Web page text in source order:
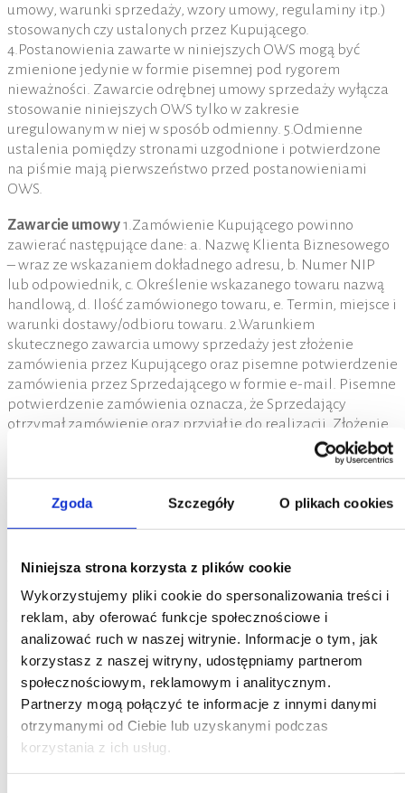
Zgoda Szczegóły O plikach cookies
Niniejsza strona korzysta z plików cookie
Wykorzystujemy pliki cookie do spersonalizowania treści i
reklam, aby oferować funkcje społecznościowe i
analizować ruch w naszej witrynie. Informacje o tym, jak
korzystasz z naszej witryny, udostępniamy partnerom
społecznościowym, reklamowym i analitycznym.
Partnerzy mogą połączyć te informacje z innymi danymi
otrzymanymi od Ciebie lub uzyskanymi podczas
korzystania z ich usług.
umowy, warunki sprzedaży, wzory umowy, regulaminy itp.)
stosowanych czy ustalonych przez Kupującego.
4.Postanowienia zawarte w niniejszych OWS mogą być
zmienione jedynie w formie pisemnej pod rygorem
nieważności. Zawarcie odrębnej umowy sprzedaży wyłącza
stosowanie niniejszych OWS tylko w zakresie
uregulowanym w niej w sposób odmienny. 5.Odmienne
ustalenia pomiędzy stronami uzgodnione i potwierdzone
na piśmie mają pierwszeństwo przed postanowieniami
OWS.
Zawarcie umowy1.Zamówienie Kupującego powinno
zawierać następujące dane: a. Nazwę Klienta Biznesowego
– wraz ze wskazaniem dokładnego adresu, b. Numer NIP
lub odpowiednik, c. Określenie wskazanego towaru nazwą
handlową, d. Ilość zamówionego towaru, e. Termin, miejsce i
warunki dostawy/odbioru towaru. 2.Warunkiem
skutecznego zawarcia umowy sprzedaży jest złożenie
zamówienia przez Kupującego oraz pisemne potwierdzenie
zamówienia przez Sprzedającego w formie e-mail. Pisemne
potwierdzenie zamówienia oznacza, że Sprzedający
otrzymał zamówienie oraz przyjął je do realizacji. Złożenie
zamówienia przez Kupującego nie wiąże Sprzedającego, a
brak jego odpowiedzi nie oznacza milczącego przyjęcia
zamówienia. Składając zamówienie Kupujący wyraża zgodę
na obowiązywanie niniejszych OWS w stosunkach pomiędzy
Sprzedającym a Kupującym. 3.Sprzedający może wstrzymać
wątpliwości odnośnie prawdziwości danych zawartych w
spełnienia świadczenia przez Sprzedawcę nastąpiła
wskutek siły wyższej, Kupującemu nie przysługuje żadne
roszczenie z tytułu niewykonania lub nieterminowego
wykonania umowy.
Ceny1.W przypadku rozbieżności pomiędzy sprzedającym, a
kupującym dotyczących ceny towaru, ceną towaru jest cena
wynikająca z faktury proforma. 2.Ceny podawane przez
Sprzedającego są zawsze cenami netto, do których zostanie
doliczony podatek VAT obowiązujących w dniu wystawienia